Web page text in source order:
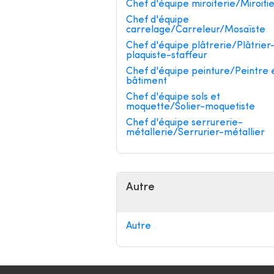
Chef d'équipe miroiterie/
Chef d'équipe
carrelage/Carreleur/Mosaïste
Chef d'équipe plâtrerie/Plâtrier-
plaquiste-staffeur
Chef d'équipe peinture/Peintre
bâtiment
Chef d'équipe sols et
moquette/Solier-moquetiste
Chef d'équipe serrurerie-
métallerie/Serrurier-métallier
Autre
Autre